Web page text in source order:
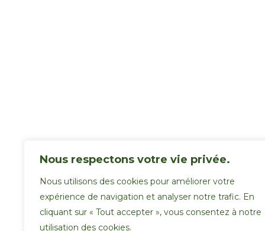
Nous respectons votre vie privée.
Nous utilisons des cookies pour améliorer votre
expérience de navigation et analyser notre trafic. En
cliquant sur « Tout accepter », vous consentez à notre
utilisation des cookies.